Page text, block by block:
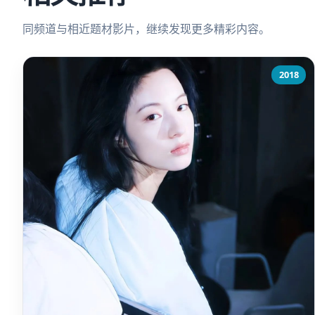
同频道与相近题材影片，继续发现更多精彩内容。
2018